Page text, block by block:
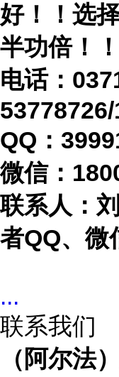
好！！选
半功倍！！
电话：
QQ：
微信：
联系人：
者QQ、微
...
联系我们
（阿尔法